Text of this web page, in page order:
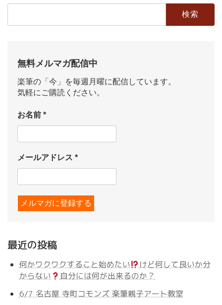
検
無料メルマガ配信中
楽筆の「今」を毎週月曜に配信しています。
気軽にご購読ください。
お名前 *
メールアドレス *
最近の投稿
何かワクワクすること始めたい
けど何して良いか分
からない
自分には何が出来るのか？
6/7 名古屋 寺町コモンズ 楽筆親子アート教室